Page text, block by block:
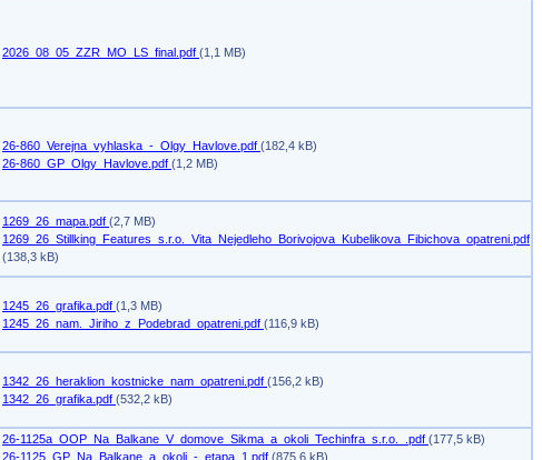
2026_08_05_ZZR_MO_LS_final.pdf (1,1 MB)
26-860_Verejna_vyhlaska_-_Olgy_Havlove.pdf (182,4 kB)
26-860_GP_Olgy_Havlove.pdf (1,2 MB)
1269_26_mapa.pdf (2,7 MB)
1269_26_Stillking_Features_s.r.o._Vita_Nejedleho_Borivojova_Kubelikova_Fibichova_opatreni.pdf
(138,3 kB)
1245_26_grafika.pdf (1,3 MB)
1245_26_nam._Jiriho_z_Podebrad_opatreni.pdf (116,9 kB)
1342_26_heraklion_kostnicke_nam_opatreni.pdf (156,2 kB)
1342_26_grafika.pdf (532,2 kB)
26-1125a_OOP_Na_Balkane_V_domove_Sikma_a_okoli_Techinfra_s.r.o._.pdf (177,5 kB)
26-1125_GP_Na_Balkane_a_okoli_-_etapa_1.pdf (875,6 kB)